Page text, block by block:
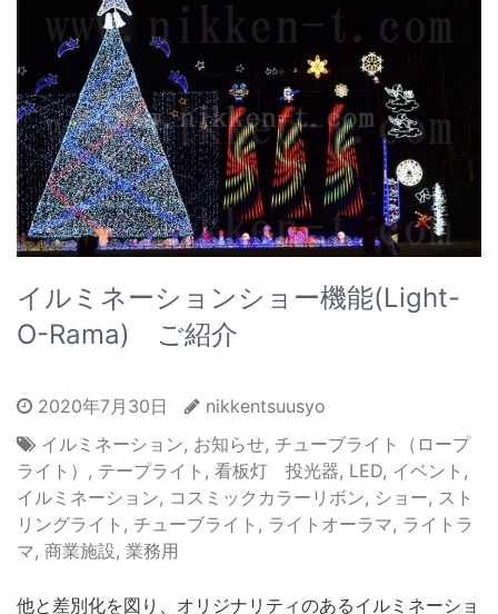
イルミネーションショー機能(Light-
O-Rama) ご紹介
2020年7月30日
nikkentsuusyo
イルミネーション, お知らせ, チューブライト（ロープ
ライト） , テープライト , 看板灯 投光器, LED, イベント ,
イルミネーション, コスミックカラーリボン, ショー, スト
リングライト , チューブライト , ライトオーラマ, ライトラ
マ, 商業施設, 業務用
他と差別化を図り、オリジナリティのあるイルミネーショ